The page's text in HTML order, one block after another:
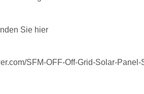
Sie hier
SFM-OFF-Off-Grid-Solar-